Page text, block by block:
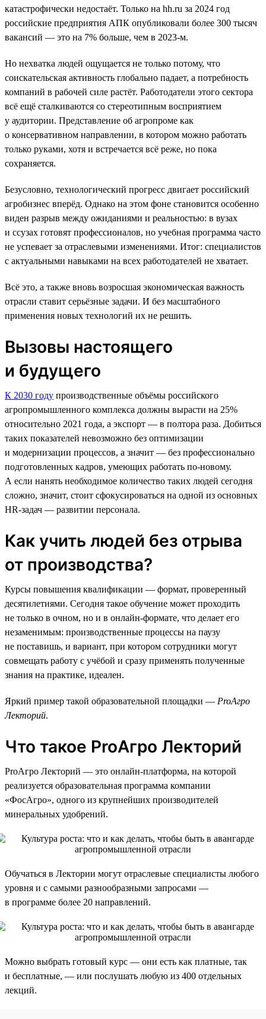
катастрофически недостаёт. Только на hh.ru за 2024 год
российские предприятия АПК опубликовали более 300 тысяч
вакансий — это на 7% больше, чем в 2023-м.
Но нехватка людей ощущается не только потому, что
соискательская активность глобально падает, а потребность
компаний в рабочей силе растёт. Работодатели этого сектора
всё ещё сталкиваются со стереотипным восприятием
у аудитории. Представление об агропроме как
о консервативном направлении, в котором можно работать
только руками, хотя и встречается всё реже, но пока
сохраняется.
Безусловно, технологический прогресс двигает российский
агробизнес вперёд. Однако на этом фоне становится особенно
виден разрыв между ожиданиями и реальностью: в вузах
и ссузах готовят профессионалов, но учебная программа часто
не успевает за отраслевыми изменениями. Итог: специалистов
с актуальными навыками на всех работодателей не хватает.
Всё это, а также вновь возросшая экономическая важность
отрасли ставит серьёзные задачи. И без масштабного
применения новых технологий их не решить.
Вызовы настоящего
и будущего
К 2030 году производственные объёмы российского
агропромышленного комплекса должны вырасти на 25%
относительно 2021 года, а экспорт — в полтора раза. Добиться
таких показателей невозможно без оптимизации
и модернизации процессов, а значит — без профессионально
подготовленных кадров, умеющих работать по-новому.
А если нанять необходимое количество таких людей сегодня
сложно, значит, стоит сфокусироваться на одной из основных
HR-задач — развитии персонала.
Как учить людей без отрыва
от производства?
Курсы повышения квалификации — формат, проверенный
десятилетиями. Сегодня такое обучение может проходить
не только в очном, но и в онлайн-формате, что делает его
незаменимым: производственные процессы на паузу
не поставишь, и вариант, при котором сотрудники могут
совмещать работу с учёбой и сразу применять полученные
знания на практике, идеален.
Яркий пример такой образовательной площадки — ProАгро
Лекторий.
Что такое ProАгро Лекторий
ProАгро Лекторий — это онлайн-платформа, на которой
реализуется образовательная программа компании
«ФосАгро», одного из крупнейших производителей
минеральных удобрений.
Обучаться в Лектории могут отраслевые специалисты любого
уровня и с самыми разнообразными запросами —
в программе более 20 направлений.
Можно выбрать готовый курс — они есть как платные, так
и бесплатные, — или послушать любую из 400 отдельных
лекций.